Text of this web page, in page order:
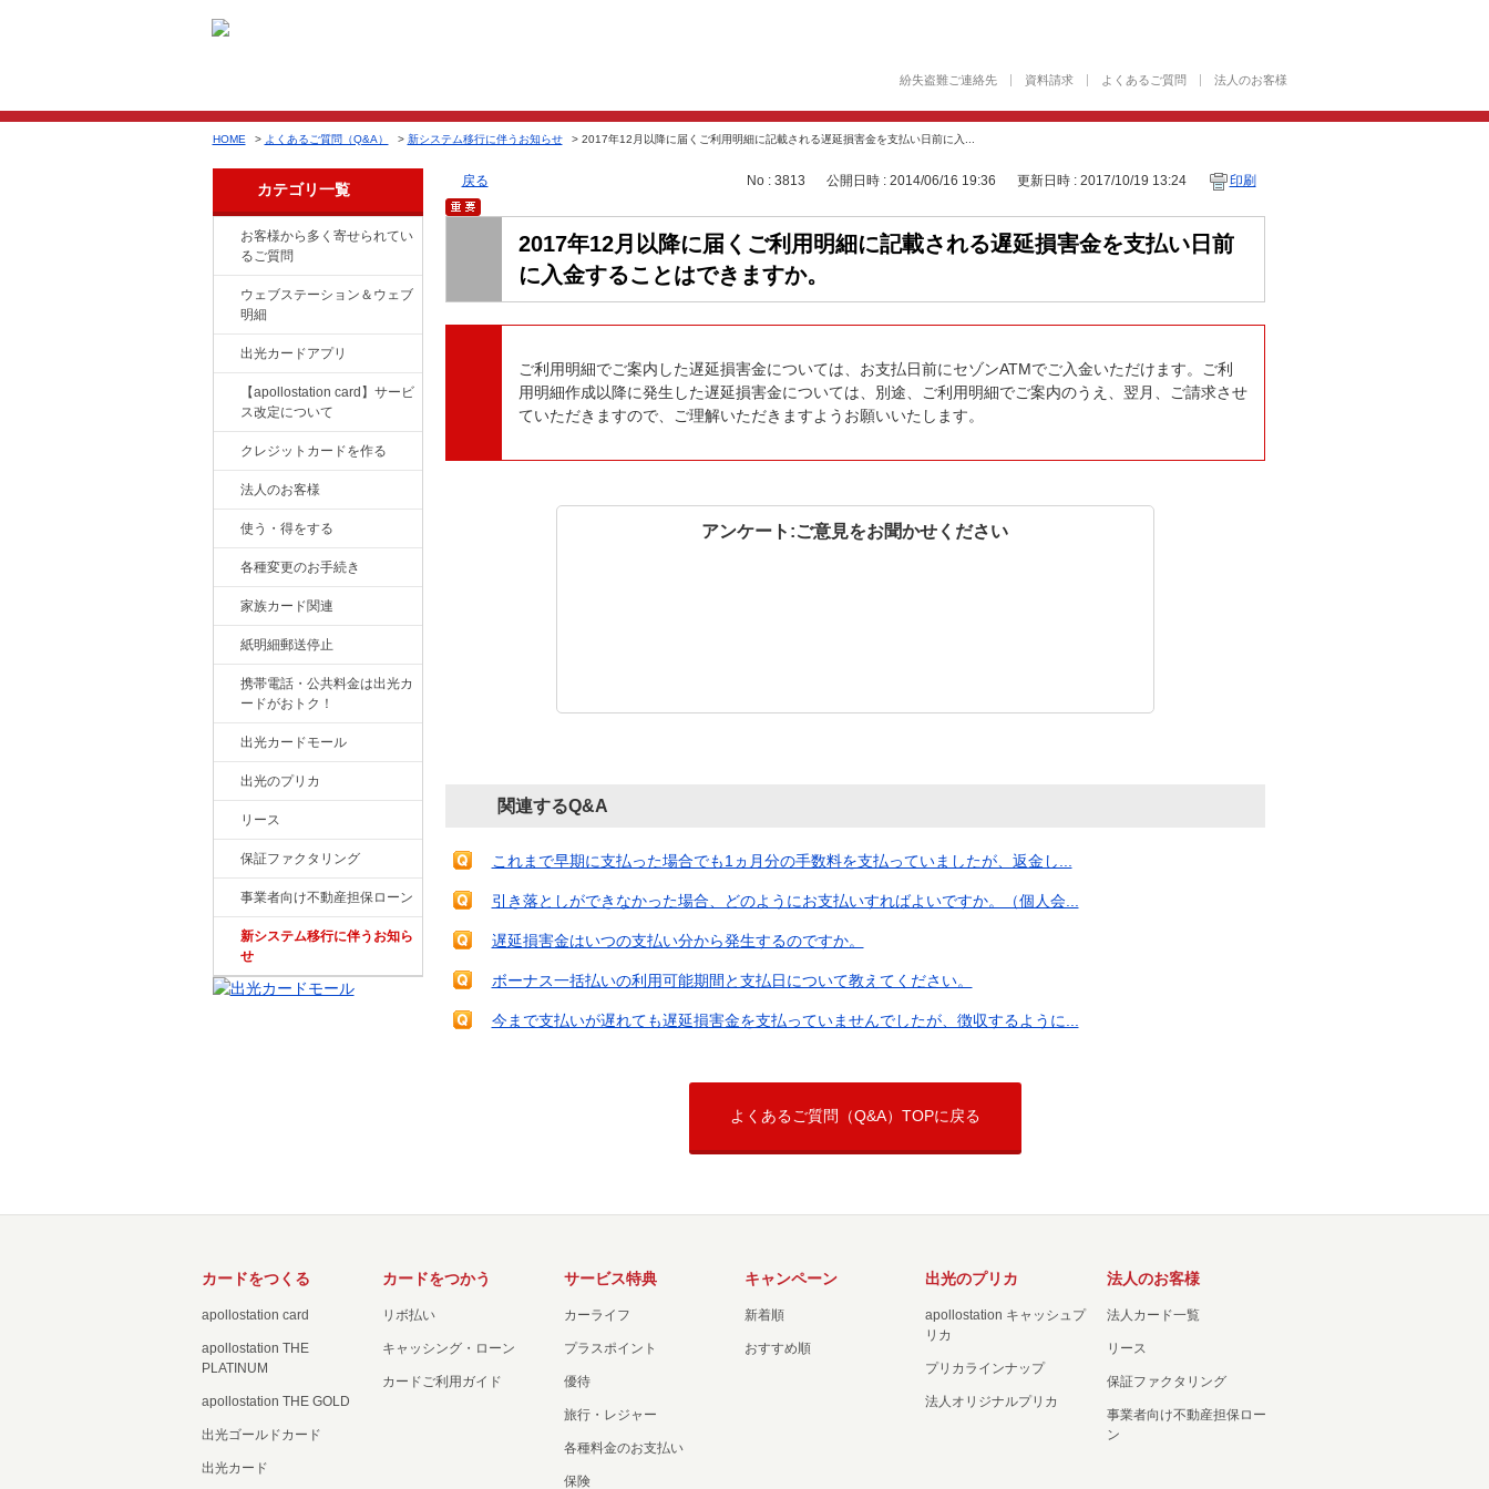
紛失盗難ご連絡先 資料請求 よくあるご質問 法人のお客様
HOME > よくあるご質問（Q&A） > 新システム移行に伴うお知らせ > 2017年12月以降に届くご利用明細に記載される遅延損害金を支払い日前に入...
カテゴリ一覧
お客様から多く寄せられてい
るご質問
ウェブステーション＆ウェブ
明細
出光カードアプリ
【apollostation card】サービ
ス改定について
クレジットカードを作る
法人のお客様
使う・得をする
各種変更のお手続き
家族カード関連
紙明細郵送停止
携帯電話・公共料金は出光カ
ードがおトク！
出光カードモール
出光のプリカ
リース
保証ファクタリング
事業者向け不動産担保ローン
新システム移行に伴うお知ら
せ
戻る No : 3813 公開日時 : 2014/06/16 19:36 更新日時 : 2017/10/19 13:24 印刷
2017年12月以降に届くご利用明細に記載される遅延損害金を支払い日前
に入金することはできますか。
ご利用明細でご案内した遅延損害金については、お支払日前にセゾンATMでご入金いただけます。ご利
用明細作成以降に発生した遅延損害金については、別途、ご利用明細でご案内のうえ、翌月、ご請求させ
ていただきますので、ご理解いただきますようお願いいたします。
アンケート:ご意見をお聞かせください
関連するQ&A
これまで早期に支払った場合でも1ヵ月分の手数料を支払っていましたが、返金し...
引き落としができなかった場合、どのようにお支払いすればよいですか。（個人会...
遅延損害金はいつの支払い分から発生するのですか。
ボーナス一括払いの利用可能期間と支払日について教えてください。
今まで支払いが遅れても遅延損害金を支払っていませんでしたが、徴収するように...
よくあるご質問（Q&A）TOPに戻る
カードをつくる
apollostation card
apollostation THE
PLATINUM
apollostation THE GOLD
出光ゴールドカード
出光カード
カードをつかう
リボ払い
キャッシング・ローン
カードご利用ガイド
サービス特典
カーライフ
プラスポイント
優待
旅行・レジャー
各種料金のお支払い
保険
キャンペーン
新着順
おすすめ順
出光のプリカ
apollostation キャッシュプ
リカ
プリカラインナップ
法人オリジナルプリカ
法人のお客様
法人カード一覧
リース
保証ファクタリング
事業者向け不動産担保ロー
ン